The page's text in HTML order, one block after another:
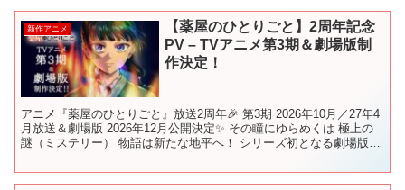
新作アニメ
【薬屋のひとりごと】2周年記念
PV – TVアニメ第3期＆劇場版制
作決定！
アニメ『薬屋のひとりごと』放送2周年🎉 第3期 2026年10月／27年4
月放送＆劇場版 2026年12月公開決定✨ その瞳にゆらめくは 極上の
謎（ミステリー） 物語は新たな地平へ！ シリーズ初となる劇場版